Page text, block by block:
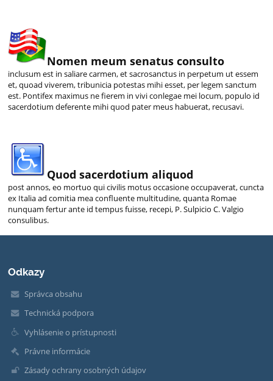
Nomen meum senatus consulto
inclusum est in saliare carmen, et sacrosanctus in perpetum ut essem
et, quoad viverem, tribunicia potestas mihi esset, per legem sanctum
est. Pontifex maximus ne fierem in vivi conlegae mei locum, populo id
sacerdotium deferente mihi quod pater meus habuerat, recusavi.
Quod sacerdotium aliquod
post annos, eo mortuo qui civilis motus occasione occupaverat, cuncta
ex Italia ad comitia mea confluente multitudine, quanta Romae
nunquam fertur ante id tempus fuisse, recepi, P. Sulpicio C. Valgio
consulibus.
Odkazy
Správca obsahu
Technická podpora
Vyhlásenie o prístupnosti
Právne informácie
Zásady ochrany osobných údajov